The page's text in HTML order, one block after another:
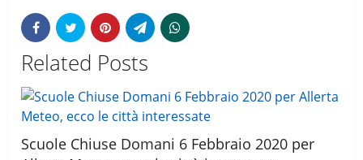
Related Posts
Scuole Chiuse Domani 6 Febbraio 2020 per